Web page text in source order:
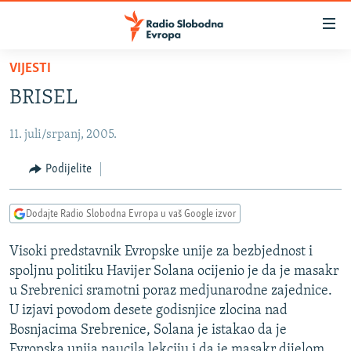
Pređite
glavni
Pređite
Pređite
pretragu
SRBIJA
KOSOVO
VIZUELNO
VIDEO
FOTOGALERIJE
INFOGRAFIKE
PODCASTI
RAT U UKRAJINI
KINA NA BALKANU
RSE PRIČE IZ SVIJETA
VIJESTI
BRISEL
11. juli/srpanj, 2005.
Podijelite
Dodajte Radio Slobodna Evropa u vaš Google izvor
Visoki predstavnik Evropske unije za bezbjednost i
spoljnu politiku Havijer Solana ocijenio je da je masakr
u Srebrenici sramotni poraz medjunarodne zajednice.
U izjavi povodom desete godisnjice zlocina nad
Bosnjacima Srebrenice, Solana je istakao da je